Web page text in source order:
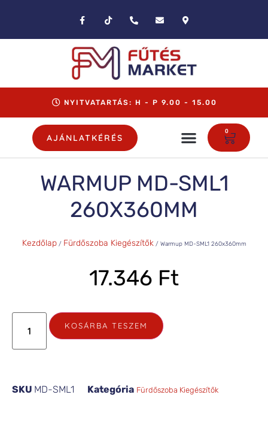
NYITVATARTÁS: H - P 9.00 - 15.00
AJÁNLATKÉRÉS
0
WARMUP MD-SML1
260X360MM
Kezdőlap/ Fürdőszoba Kiegészítők/ Warmup MD-SML1 260x360mm
17.346 Ft
KOSÁRBA TESZEM
SKU MD-SML1 Kategória Fürdőszoba Kiegészítők